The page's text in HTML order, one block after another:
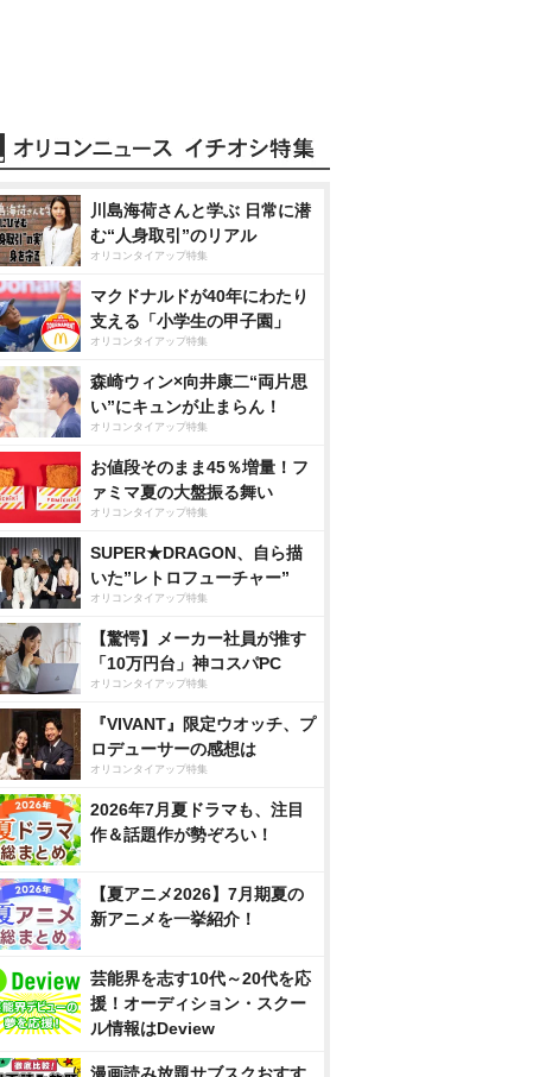
川島海荷さんと学ぶ 日常に潜
む“人身取引”のリアル
オリコンタイアップ特集
マクドナルドが40年にわたり
支える「小学生の甲子園」
オリコンタイアップ特集
森崎ウィン×向井康二“両片思
い”にキュンが止まらん！
オリコンタイアップ特集
お値段そのまま45％増量！フ
ァミマ夏の大盤振る舞い
オリコンタイアップ特集
SUPER★DRAGON、自ら描
いた”レトロフューチャー”
オリコンタイアップ特集
【驚愕】メーカー社員が推す
「10万円台」神コスパPC
オリコンタイアップ特集
『VIVANT』限定ウオッチ、プ
ロデューサーの感想は
オリコンタイアップ特集
2026年7月夏ドラマも、注目
作＆話題作が勢ぞろい！
【夏アニメ2026】7月期夏の
新アニメを一挙紹介！
芸能界を志す10代～20代を応
援！オーディション・スクー
ル情報はDeview